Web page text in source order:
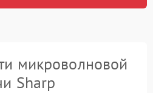
микроволновой
Sharp